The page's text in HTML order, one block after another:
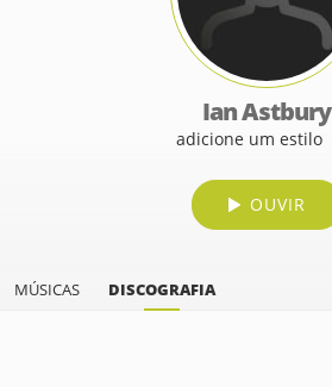
Ian Astbury
adicione um estilo
OUVIR
MÚSICAS DISCOGRAFIA